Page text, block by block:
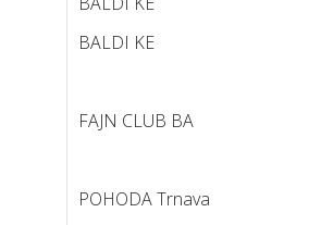
BALDI KE
FAJN CLUB BA
POHODA Trnava